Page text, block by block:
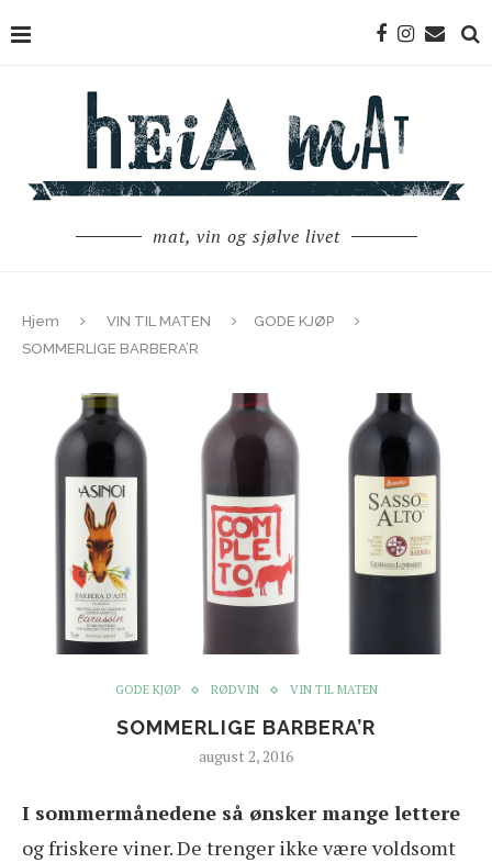
mat, vin og sjølve livet
Hjem VIN TIL MATEN
GODE KJØP
SOMMERLIGE BARBERA’R
GODE KJØP RØDVIN VIN TIL MATEN
SOMMERLIGE BARBERA’R
august 2, 2016
I sommermånedene så ønsker mange lettere
og friskere viner. De trenger ikke være voldsomt